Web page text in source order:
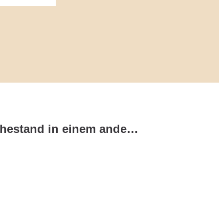
Wie funktioniert Ruhestand in einem anderen Land?